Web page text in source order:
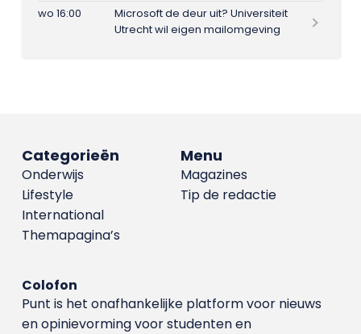
wo 16:00
Microsoft de deur uit? Universiteit
Utrecht wil eigen mailomgeving
Menu
Magazines
Tip de redactie
Categorieën
Onderwijs
Lifestyle
International
Themapagina’s
Colofon
Punt is het onafhankelijke platform voor nieuws
en opinievorming voor studenten en